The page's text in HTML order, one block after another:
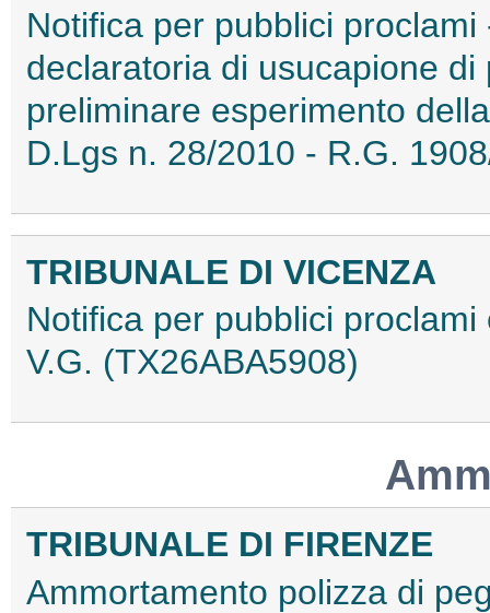
Notifica per pubblici
declaratoria di usucapione
preliminare esperimento
D.Lgs n. 28/2010 - R.G.
TRIBUNALE DI VICENZA
Notifica per pubblici
V.G. (TX26ABA5908)
TRIBUNALE DI FIRENZE
Ammortamento polizza di